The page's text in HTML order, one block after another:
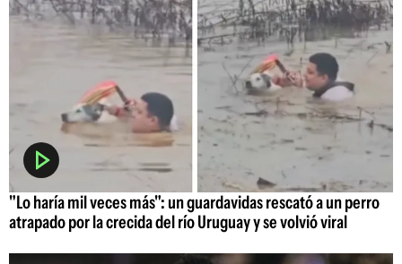
"Lo haría mil veces más": un guardavidas rescató a un perro
atrapado por la crecida del río Uruguay y se volvió viral